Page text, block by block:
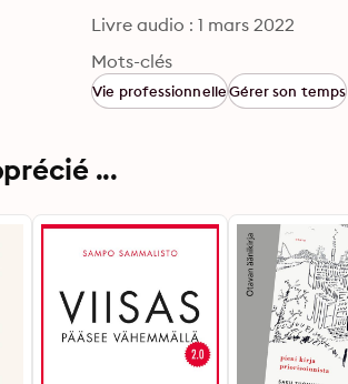
Livre audio : 1 mars 2022
Mots-clés
Vie professionnelleGérer son temps
...